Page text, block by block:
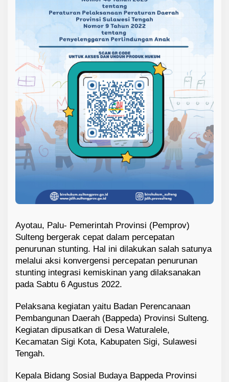
Ayotau, Palu- Pemerintah Provinsi (Pemprov)
Sulteng bergerak cepat dalam percepatan
penurunan stunting. Hal ini dilakukan salah satunya
melalui aksi konvergensi percepatan penurunan
stunting integrasi kemiskinan yang dilaksanakan
pada Sabtu 6 Agustus 2022.
Pelaksana kegiatan yaitu Badan Perencanaan
Pembangunan Daerah (Bappeda) Provinsi Sulteng.
Kegiatan dipusatkan di Desa Waturalele,
Kecamatan Sigi Kota, Kabupaten Sigi, Sulawesi
Tengah.
Kepala Bidang Sosial Budaya Bappeda Provinsi